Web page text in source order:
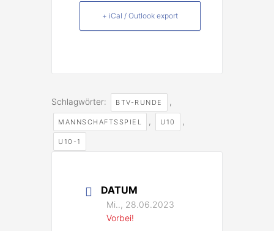
+ iCal / Outlook export
Schlagwörter: BTV-RUNDE ,
MANNSCHAFTSSPIEL , U10 ,
U10-1
DATUM
Mi.., 28.06.2023
Vorbei!